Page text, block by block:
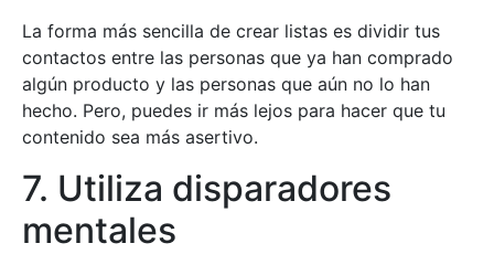
La forma más sencilla de crear listas es dividir tus
contactos entre las personas que ya han comprado
algún producto y las personas que aún no lo han
hecho. Pero, puedes ir más lejos para hacer que tu
contenido sea más asertivo.
7. Utiliza disparadores
mentales